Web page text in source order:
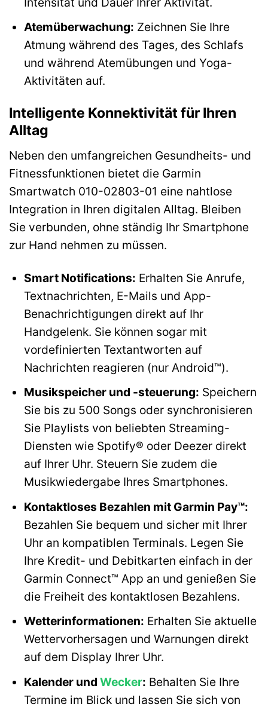
Atemüberwachung: Zeichnen Sie Ihre
Atmung während des Tages, des Schlafs
und während Atemübungen und Yoga-
Aktivitäten auf.
Intelligente Konnektivität für Ihren
Alltag
Neben den umfangreichen Gesundheits- und
Fitnessfunktionen bietet die Garmin
Smartwatch 010-02803-01 eine nahtlose
Integration in Ihren digitalen Alltag. Bleiben
Sie verbunden, ohne ständig Ihr Smartphone
zur Hand nehmen zu müssen.
Smart Notifications: Erhalten Sie Anrufe,
Textnachrichten, E-Mails und App-
Benachrichtigungen direkt auf Ihr
Handgelenk. Sie können sogar mit
vordefinierten Textantworten auf
Nachrichten reagieren (nur Android™).
Musikspeicher und -steuerung: Speichern
Sie bis zu 500 Songs oder synchronisieren
Sie Playlists von beliebten Streaming-
Diensten wie Spotify® oder Deezer direkt
auf Ihrer Uhr. Steuern Sie zudem die
Musikwiedergabe Ihres Smartphones.
Kontaktloses Bezahlen mit Garmin Pay™:
Bezahlen Sie bequem und sicher mit Ihrer
Uhr an kompatiblen Terminals. Legen Sie
Ihre Kredit- und Debitkarten einfach in der
Garmin Connect™ App an und genießen Sie
die Freiheit des kontaktlosen Bezahlens.
Wetterinformationen: Erhalten Sie aktuelle
Wettervorhersagen und Warnungen direkt
auf dem Display Ihrer Uhr.
Kalender und Wecker: Behalten Sie Ihre
Termine im Blick und lassen Sie sich von